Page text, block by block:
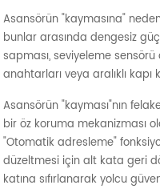
Asansörün "kaymasına"
bunlar arasında dengesiz
sapması, seviyeleme sensörü
anahtarları veya aralıklı kapı
Asansörün "kayması"nın
bir öz koruma mekanizması
"Otomatik adresleme"
düzeltmesi için alt kata geri
katına sıfırlanarak yolcu